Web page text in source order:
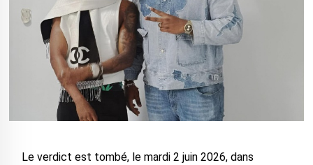
Le verdict est tombé, le mardi 2 juin 2026, dans